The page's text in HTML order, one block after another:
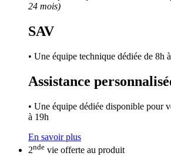
24 mois)
SAV
• Une équipe technique dédiée de 8h
Assistance
• Une équipe dédiée disponible pour
à 19h
En savoir plus
2nde vie offerte au produit